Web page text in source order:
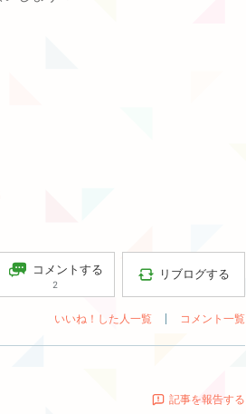
コメントする
2
リブログする
いいね！した人一覧 コメント一覧
記事を報告する